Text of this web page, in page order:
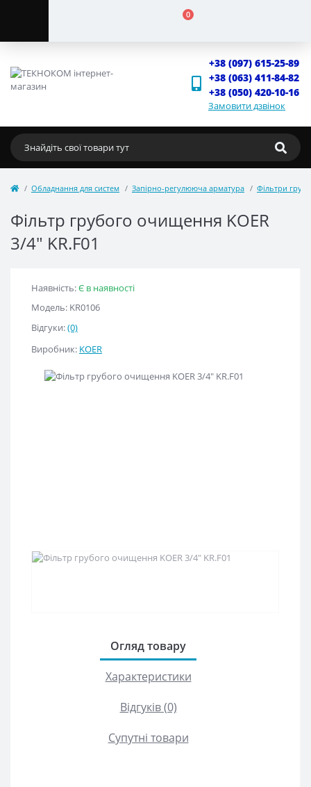
0
+38 (097) 615-25-89
+38 (063) 411-84-82
+38 (050) 420-10-16
Замовити дзвінок
Обладнання для систем Запірно-регулююча арматура Фільтри
Фільтр грубого очищення KOER
3/4" KR.F01
Наявність:Є в наявності
Модель: KR0106
Відгуки:(0)
Виробник: KOER
Огляд товару
Характеристики
Відгуків (0)
Супутні товари